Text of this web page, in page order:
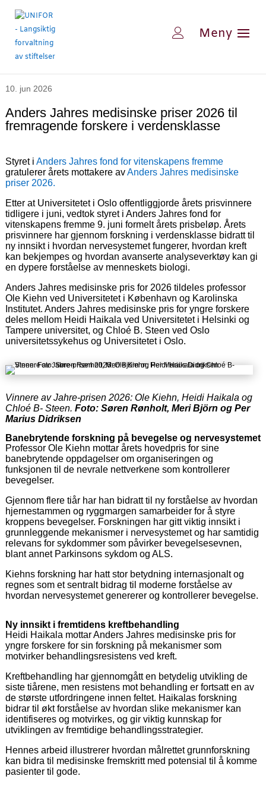
10. jun 2026
Anders Jahres medisinske priser 2026 til
fremragende forskere i verdensklasse
Styret i Anders Jahres fond for vitenskapens fremme
gratulerer årets mottakere avAnders Jahres medisinske
priser 2026.
Etter at Universitetet i Oslo offentliggjorde årets prisvinnere
tidligere i juni, vedtok styret i Anders Jahres fond for
vitenskapens fremme 9. juni formelt årets prisbeløp. Årets
prisvinnere har gjennom forskning i verdensklasse bidratt til
ny innsikt i hvordan nervesystemet fungerer, hvordan kreft
kan bekjempes og hvordan avanserte analyseverktøy kan gi
en dypere forståelse av menneskets biologi.
Anders Jahres medisinske pris for 2026 tildeles professor
Ole Kiehn ved Universitetet i København og Karolinska
Institutet. Anders Jahres medisinske pris for yngre forskere
deles mellom Heidi Haikala ved Universitetet i Helsinki og
Tampere universitet, og Chloé B. Steen ved Oslo
universitetssykehus og Universitetet i Oslo.
Vinnere av Jahre-prisen 2026: Ole Kiehn, Heidi Haikala og
Chloé B- Steen. Foto: Søren Rønholt, Meri Björn og Per
Marius Didriksen
Banebrytende forskning på bevegelse og nervesystemet
Professor Ole Kiehn mottar årets hovedpris for sine
banebrytende oppdagelser om organiseringen og
funksjonen til de nevrale nettverkene som kontrollerer
bevegelser.
Gjennom flere tiår har han bidratt til ny forståelse av hvordan
hjernestammen og ryggmargen samarbeider for å styre
kroppens bevegelser. Forskningen har gitt viktig innsikt i
grunnleggende mekanismer i nervesystemet og har samtidig
relevans for sykdommer som påvirker bevegelsesevnen,
blant annet Parkinsons sykdom og ALS.
Kiehns forskning har hatt stor betydning internasjonalt og
regnes som et sentralt bidrag til moderne forståelse av
hvordan nervesystemet genererer og kontrollerer bevegelse.
Ny innsikt i fremtidens kreftbehandling
Heidi Haikala mottar Anders Jahres medisinske pris for
yngre forskere for sin forskning på mekanismer som
motvirker behandlingsresistens ved kreft.
Kreftbehandling har gjennomgått en betydelig utvikling de
siste tiårene, men resistens mot behandling er fortsatt en av
de største utfordringene innen feltet. Haikalas forskning
bidrar til økt forståelse av hvordan slike mekanismer kan
identifiseres og motvirkes, og gir viktig kunnskap for
utviklingen av fremtidige behandlingsstrategier.
Hennes arbeid illustrerer hvordan målrettet grunnforskning
kan bidra til medisinske fremskritt med potensial til å komme
pasienter til gode.